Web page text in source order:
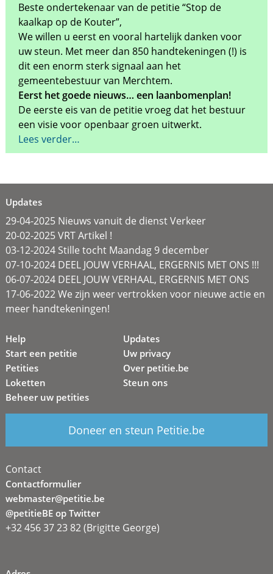
Beste ondertekenaar van de petitie “Stop de
kaalkap op de Kouter”,
We willen u eerst en vooral hartelijk danken voor
uw steun. Met meer dan 850 handtekeningen (!) is
dit een enorm sterk signaal aan het
gemeentebestuur van Merchtem.
Eerst het goede nieuws… een laanbomenplan!
De eerste eis van de petitie vroeg dat het bestuur
een visie voor openbaar groen uitwerkt.
Lees verder…
Updates
29-04-2025 Nieuws vanuit de dienst Verkeer
20-02-2025 VRT Artikel !
03-12-2024 Stille tocht Maandag 9 december
07-10-2024 DEEL JOUW VERHAAL, ERGERNIS MET ONS !!!
06-07-2024 DEEL JOUW VERHAAL, ERGERNIS MET ONS
17-06-2022 We zijn weer vertrokken voor nieuwe actie en
meer handtekeningen!
Help
Start een petitie
Petities
Loketten
Beheer uw petities
Updates
Uw privacy
Over petitie.be
Steun ons
Doneer en steun Petitie.be
Contact
Contactformulier
webmaster@petitie.be
@petitieBE op Twitter
+32 456 37 23 82 (Brigitte George)